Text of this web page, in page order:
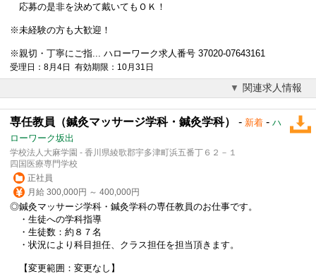
応募の是非を決めて戴いてもＯＫ！
※未経験の方も大歓迎！
※親切・丁寧にご指... ハローワーク求人番号 37020-07643161
受理日：8月4日 有効期限：10月31日
関連求人情報
専任教員（鍼灸マッサージ学科・鍼灸学科） - 新着 - ハ
ローワーク坂出
学校法人大麻学園 - 香川県綾歌郡宇多津町浜五番丁６２－１
四国医療専門学校
正社員
月給 300,000円 ～ 400,000円
◎鍼灸マッサージ学科・鍼灸学科の専任教員のお仕事です。
・生徒への学科指導
・生徒数：約８７名
・状況により科目担任、クラス担任を担当頂きます。
【変更範囲：変更なし】